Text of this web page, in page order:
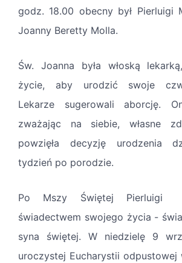
godz. 18.00 obecny był Pierluigi
Joanny Beretty Molla.
Św. Joanna była włoską
życie, aby urodzić swoje
Lekarze sugerowali aborcję.
zważając na siebie, własne
powzięła decyzję urodzenia
tydzień po porodzie.
Po Mszy Świętej Pierluigi
świadectwem swojego życia -
syna świętej. W niedzielę 9
uroczystej Eucharystii odpustowej